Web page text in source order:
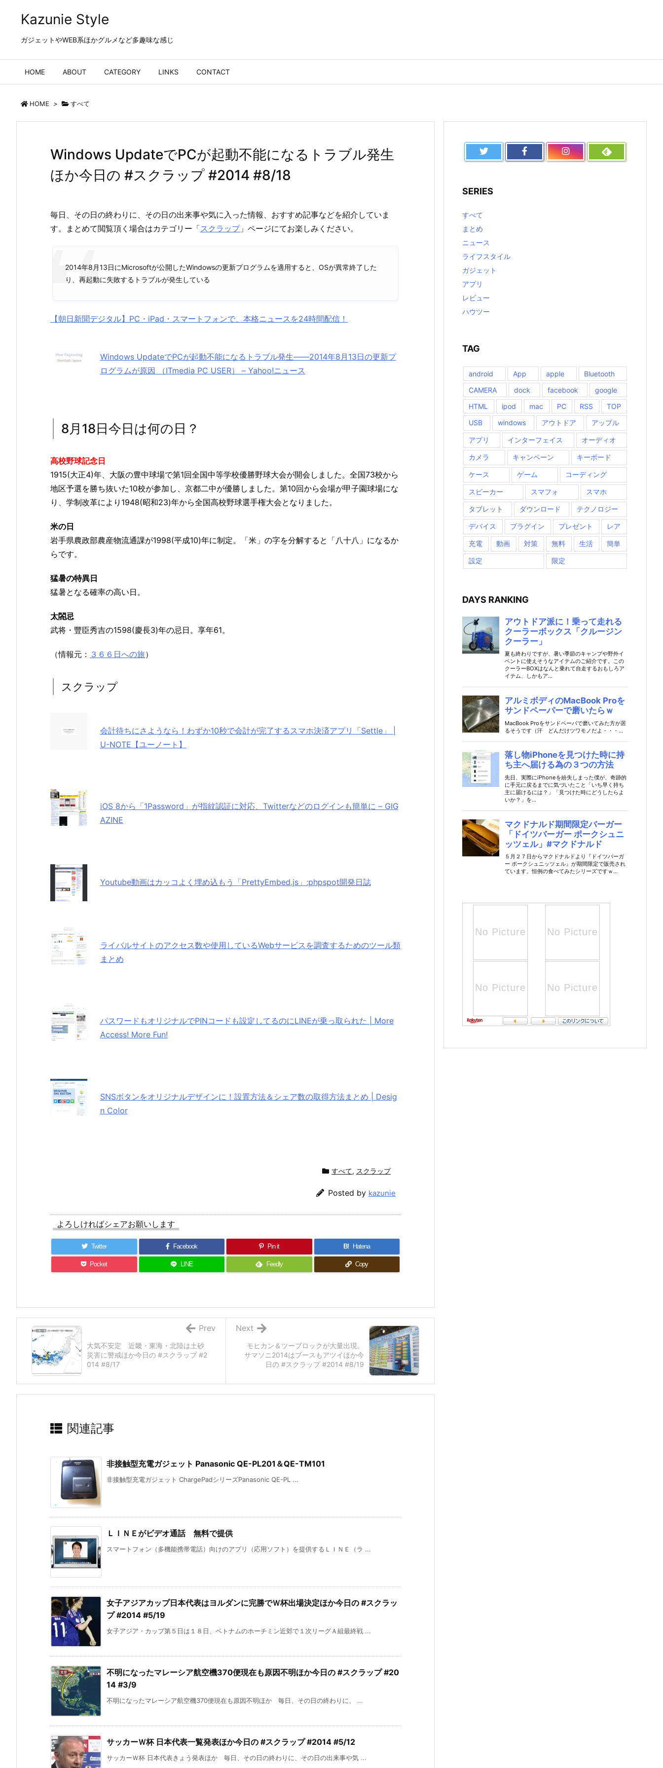
Kazunie Style
ガジェットやWEB系ほかグルメなど多趣味な感じ
HOME ABOUT CATEGORY LINKS CONTACT
HOME > すべて
Windows UpdateでPCが起動不能になるトラブル発生
ほか今日の #スクラップ #2014 #8/18
毎日、その日の終わりに、その日の出来事や気に入った情報、おすすめ記事などを紹介していま
す。まとめて閲覧頂く場合はカテゴリー「スクラップ」ページにてお楽しみください。
2014年8月13日にMicrosoftが公開したWindowsの更新プログラムを適用すると、OSが異常終了した
り、再起動に失敗するトラブルが発生している
【朝日新聞デジタル】PC・iPad・スマートフォンで、本格ニュースを24時間配信！
Windows UpdateでPCが起動不能になるトラブル発生――2014年8月13日の更新プ
ログラムが原因 （ITmedia PC USER） – Yahoo!ニュース
8月18日今日は何の日？
高校野球記念日
1915(大正4)年、大阪の豊中球場で第1回全国中等学校優勝野球大会が開会しました。 全国73校から
地区予選を勝ち抜いた10校が参加し、京都二中が優勝しました。 第10回から会場が甲子園球場にな
り、学制改革により1948(昭和23)年から全国高校野球選手権大会となりました。
米の日
岩手県農政部農産物流通課が1998(平成10)年に制定。「米」の字を分解すると「八十八」になるか
らです。
猛暑の特異日
猛暑となる確率の高い日。
太閤忌
武将・豐臣秀吉の1598(慶長3)年の忌日。享年61。
（情報元： ３６６日への旅）
スクラップ
会計待ちにさようなら！わずか10秒で会計が完了するスマホ決済アプリ「Settle」 |
U-NOTE【ユーノート】
iOS 8から「1Password」が指紋認証に対応、Twitterなどのログインも簡単に – GIG
AZINE
Youtube動画はカッコよく埋め込もう「PrettyEmbed.js」:phpspot開発日誌
ライバルサイトのアクセス数や使用しているWebサービスを調査するためのツール類
まとめ
パスワードもオリジナルでPINコードも設定してるのにLINEが乗っ取られた | More
Access! More Fun!
SNSボタンをオリジナルデザインに！設置方法＆シェア数の取得方法まとめ | Desig
n Color
すべて, スクラップ
Posted by kazunie
よろしければシェアお願いします
Twitter Facebook Pin it B! Hatena
Pocket LINE Feedly Copy
モヒカン＆ツーブロックが大量出現。
サマソニ2014はブースもアツイほか今
日の #スクラップ #2014 #8/19
Next
大気不安定 近畿・東海・北陸は土砂
災害に警戒ほか今日の #スクラップ #2
014 #8/17
Prev
関連記事
非接触型充電ガジェット Panasonic QE-PL201＆QE-TM101
非接触型充電ガジェット ChargePadシリーズPanasonic QE-PL ...
ＬＩＮＥがビデオ通話 無料で提供
スマートフォン（多機能携帯電話）向けのアプリ（応用ソフト）を提供するＬＩＮＥ（ラ ...
女子アジアカップ日本代表はヨルダンに完勝でＷ杯出場決定ほか今日の #スクラッ
プ #2014 #5/19
女子アジア・カップ第５日は１８日、ベトナムのホーチミン近郊で１次リーグＡ組最終戦 ...
不明になったマレーシア航空機370便現在も原因不明ほか今日の #スクラップ #20
14 #3/9
不明になったマレーシア航空機370便現在も原因不明ほか 毎日、その日の終わりに、 ...
サッカーＷ杯 日本代表一覧発表ほか今日の #スクラップ #2014 #5/12
サッカーＷ杯 日本代表きょう発表ほか 毎日、その日の終わりに、その日の出来事や気 ...
SERIES
すべて
まとめ
ニュース
ライフスタイル
ガジェット
アプリ
レビュー
ハウツー
TAG
android App apple
Bluetooth
CAMERA
dock facebook
google
HTML
ipod mac PC RSS
TOP
USB
windows アウトドア アップル
アプリ インターフェイス オーディオ
カメラ キャンペーン キーボード
ケース ゲーム コーディング
スピーカー スマフォ スマホ
タブレット ダウンロード テクノロジー
デバイス プラグイン プレゼント レア
充電 動画 対策 無料 生活 簡単
設定 限定
DAYS RANKING